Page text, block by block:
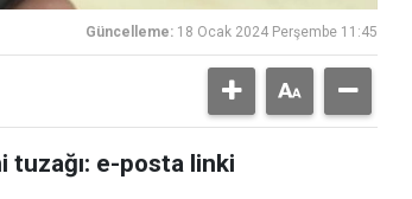
Güncelleme: 18 Ocak 2024 Perşembe 11:45
tuzağı: e-posta linki